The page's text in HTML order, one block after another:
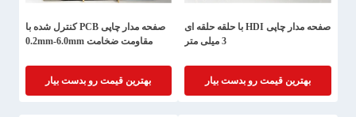
صفحه مدار چاپی HDI با حلقه حلقه ای
3 میلی متر
بهترین قیمت رو بدست بیار
صفحه مدار چاپی PCB کنترل شده با
مقاومت ضخامت 0.2mm-6.0mm
بهترین قیمت رو بدست بیار